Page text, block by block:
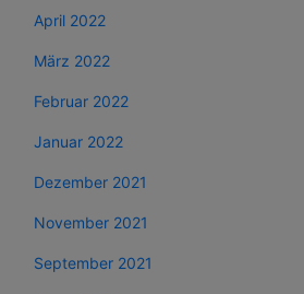
April 2022
März 2022
Februar 2022
Januar 2022
Dezember 2021
November 2021
September 2021